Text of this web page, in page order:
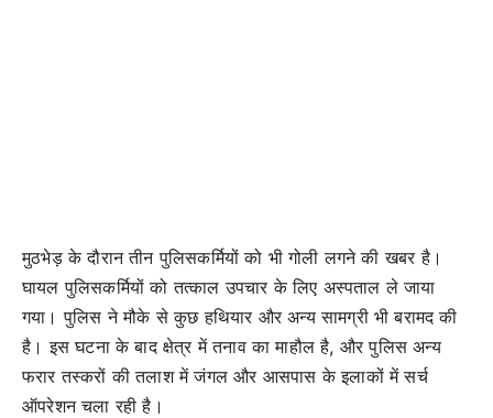
मुठभेड़ के दौरान तीन पुलिसकर्मियों को भी गोली लगने की खबर है।
घायल पुलिसकर्मियों को तत्काल उपचार के लिए अस्पताल ले जाया
गया। पुलिस ने मौके से कुछ हथियार और अन्य सामग्री भी बरामद की
है। इस घटना के बाद क्षेत्र में तनाव का माहौल है, और पुलिस अन्य
फरार तस्करों की तलाश में जंगल और आसपास के इलाकों में सर्च
ऑपरेशन चला रही है।